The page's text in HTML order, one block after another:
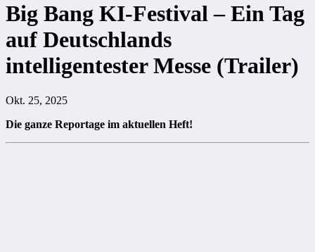
Big Bang KI-Festival – Ein Tag
auf Deutschlands
intelligentester Messe (Trailer)
Okt. 25, 2025
Die ganze Reportage im aktuellen Heft!